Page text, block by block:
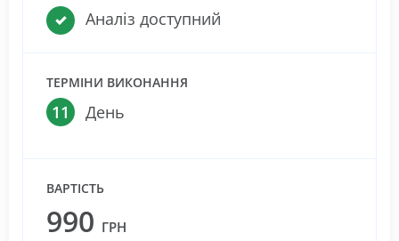
Аналіз доступний
ТЕРМІНИ ВИКОНАННЯ
11 День
ВАРТІСТЬ
990 ГРН